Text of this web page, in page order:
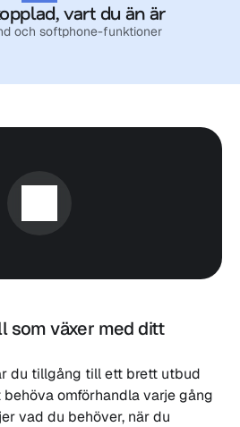
vart du än är
och softphone-funktioner
som växer med ditt
du tillgång till ett brett utbud
omförhandla varje gång
vad du behöver, när du